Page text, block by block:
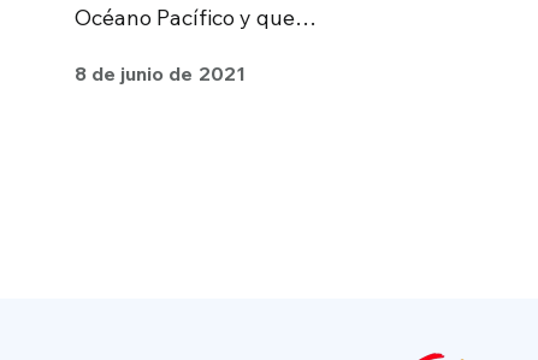
Océano Pacífico y que…
8 de junio de 2021